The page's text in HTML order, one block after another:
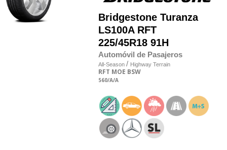
Bridgestone Turanza
LS100A RFT
225/45R18 91H
Automóvil de Pasajeros
All-Season / Highway Terrain
RFT MOE BSW
560/A/A